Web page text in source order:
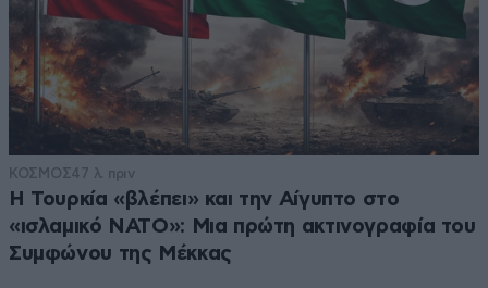
ΚΟΣΜΟΣ47 λ. πριν
Η Τουρκία «βλέπει» και την Αίγυπτο στο
«ισλαμικό ΝΑΤΟ»: Μια πρώτη ακτινογραφία του
Συμφώνου της Μέκκας